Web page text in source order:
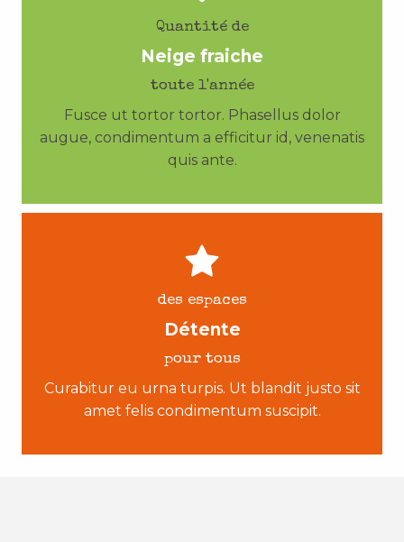
Quantité de
Neige fraiche
toute l'année
Fusce ut tortor tortor. Phasellus dolor
augue, condimentum a efficitur id, venenatis
quis ante.
des espaces
Détente
pour tous
Curabitur eu urna turpis. Ut blandit justo sit
amet felis condimentum suscipit.